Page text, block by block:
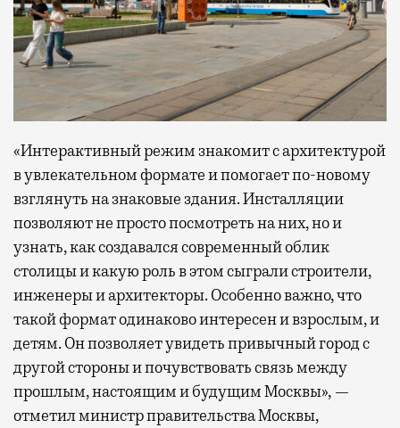
«Интерактивный режим знакомит с архитектурой
в увлекательном формате и помогает по-новому
взглянуть на знаковые здания. Инсталляции
позволяют не просто посмотреть на них, но и
узнать, как создавался современный облик
столицы и какую роль в этом сыграли строители,
инженеры и архитекторы. Особенно важно, что
такой формат одинаково интересен и взрослым, и
детям. Он позволяет увидеть привычный город с
другой стороны и почувствовать связь между
прошлым, настоящим и будущим Москвы», —
отметил министр правительства Москвы,